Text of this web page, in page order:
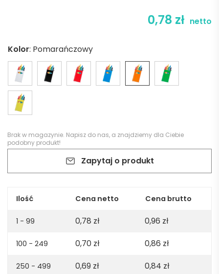
0,78 zł netto
Kolor: Pomarańczowy
Brak w magazynie. Napisz do nas, a znajdziemy dla Ciebie
podobny produkt!
Zapytaj o produkt
Ilość Cena netto Cena brutto
1 - 99 0,78 zł 0,96 zł
100 - 249 0,70 zł 0,86 zł
250 - 499 0,69 zł 0,84 zł